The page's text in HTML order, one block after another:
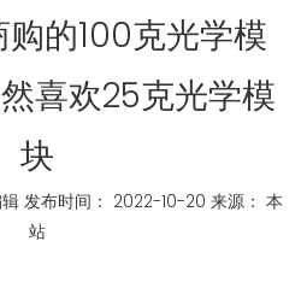
的100克光学模
喜欢25克光学模
块
发布时间： 2022-10-20 来源： 本
站